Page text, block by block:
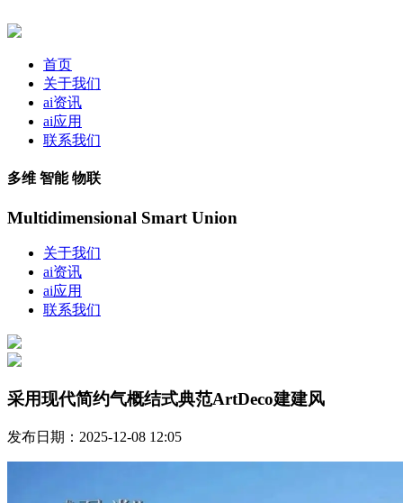
首页
关于我们
ai资讯
ai应用
联系我们
多维 智能 物联
Multidimensional Smart Union
关于我们
ai资讯
ai应用
联系我们
采用现代简约气概结式典范ArtDeco建建风
发布日期：2025-12-08 12:05